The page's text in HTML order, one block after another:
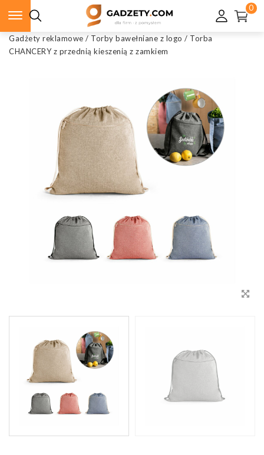
0
Gadżety reklamowe / Torby bawełniane z logo / Torba
CHANCERY z przednią kieszenią z zamkiem